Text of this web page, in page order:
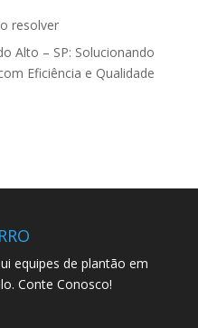
resolver
Alto – SP: Solucionando
Eficiência e Qualidade
equipes de plantão em
Conte Conosco!